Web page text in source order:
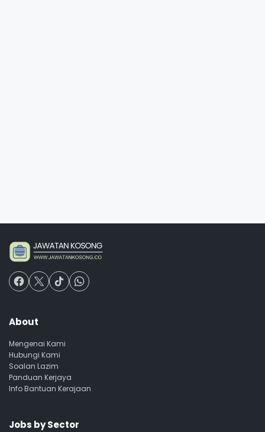
About
Mengenai Kami
Hubungi Kami
Soalan Lazim
Panduan Kerjaya
Info Bantuan Kerajaan
Jobs by Sector